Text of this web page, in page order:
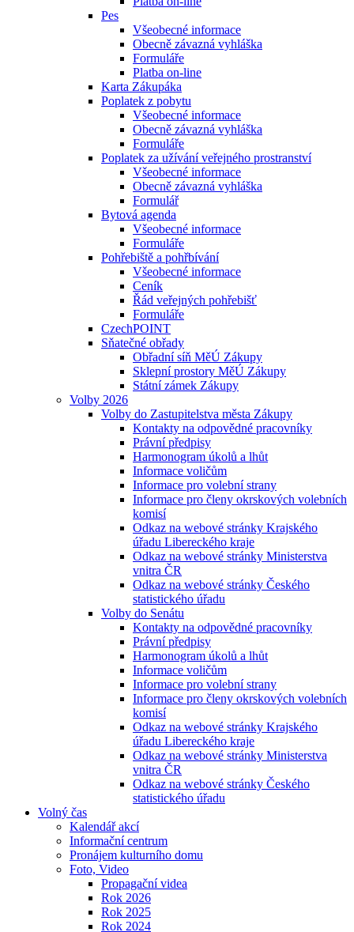
Pes
Všeobecné informace
Obecně závazná vyhláška
Formuláře
Platba on-line
Karta Zákupáka
Poplatek z pobytu
Všeobecné informace
Obecně závazná vyhláška
Formuláře
Poplatek za užívání veřejného prostranství
Všeobecné informace
Obecně závazná vyhláška
Formulář
Bytová agenda
Všeobecné informace
Formuláře
Pohřebiště a pohřbívání
Všeobecné informace
Ceník
Řád veřejných pohřebišť
Formuláře
CzechPOINT
Sňatečné obřady
Obřadní síň MěÚ Zákupy
Sklepní prostory MěÚ Zákupy
Státní zámek Zákupy
Volby 2026
Volby do Zastupitelstva města Zákupy
Kontakty na odpovědné pracovníky
Právní předpisy
Harmonogram úkolů a lhůt
Informace voličům
Informace pro volební strany
Informace pro členy okrskových volebních
komisí
Odkaz na webové stránky Krajského
úřadu Libereckého kraje
Odkaz na webové stránky Ministerstva
vnitra ČR
Odkaz na webové stránky Českého
statistického úřadu
Volby do Senátu
Kontakty na odpovědné pracovníky
Právní předpisy
Harmonogram úkolů a lhůt
Informace voličům
Informace pro volební strany
Informace pro členy okrskových volebních
komisí
Odkaz na webové stránky Krajského
úřadu Libereckého kraje
Odkaz na webové stránky Ministerstva
vnitra ČR
Odkaz na webové stránky Českého
statistického úřadu
Volný čas
Kalendář akcí
Informační centrum
Pronájem kulturního domu
Foto, Video
Propagační videa
Rok 2026
Rok 2025
Rok 2024